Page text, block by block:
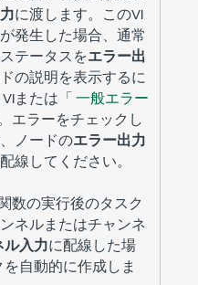
に渡します。このVI
発生した場合、通常
テータスをエラー出
の説明を表示するに
VIまたは「一般エラー
エラーをチェックし
ノードのエラー出力
線してください。
数の実行後のタスク
ネルまたはチャンネ
ル入力に配線した場
自動的に作成しま